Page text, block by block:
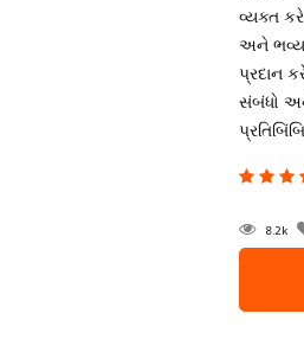
વ્યક્ત કરે
અને
પ્રદાન
સંબંધો
8.2k